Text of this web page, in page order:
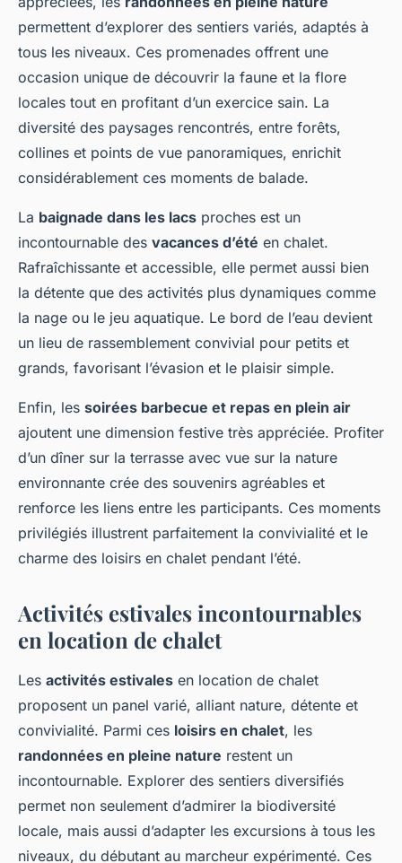
permettent d’explorer des sentiers variés, adaptés à
tous les niveaux. Ces promenades offrent une
occasion unique de découvrir la faune et la flore
locales tout en profitant d’un exercice sain. La
diversité des paysages rencontrés, entre forêts,
collines et points de vue panoramiques, enrichit
considérablement ces moments de balade.
La baignade dans les lacs proches est un
incontournable des vacances d’été en chalet.
Rafraîchissante et accessible, elle permet aussi bien
la détente que des activités plus dynamiques comme
la nage ou le jeu aquatique. Le bord de l’eau devient
un lieu de rassemblement convivial pour petits et
grands, favorisant l’évasion et le plaisir simple.
Enfin, les soirées barbecue et repas en plein air
ajoutent une dimension festive très appréciée. Profiter
d’un dîner sur la terrasse avec vue sur la nature
environnante crée des souvenirs agréables et
renforce les liens entre les participants. Ces moments
privilégiés illustrent parfaitement la convivialité et le
charme des loisirs en chalet pendant l’été.
Activités estivales incontournables
en location de chalet
Les activités estivales en location de chalet
proposent un panel varié, alliant nature, détente et
convivialité. Parmi ces loisirs en chalet, les
randonnées en pleine nature restent un
incontournable. Explorer des sentiers diversifiés
permet non seulement d’admirer la biodiversité
locale, mais aussi d’adapter les excursions à tous les
niveaux, du débutant au marcheur expérimenté. Ces